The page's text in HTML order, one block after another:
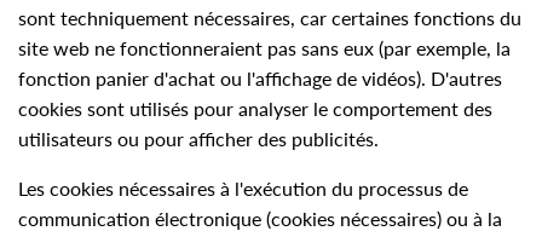
sont techniquement nécessaires, car certaines fonctions du
site web ne fonctionneraient pas sans eux (par exemple, la
fonction panier d'achat ou l'affichage de vidéos). D'autres
cookies sont utilisés pour analyser le comportement des
utilisateurs ou pour afficher des publicités.
Les cookies nécessaires à l'exécution du processus de
communication électronique (cookies nécessaires) ou à la